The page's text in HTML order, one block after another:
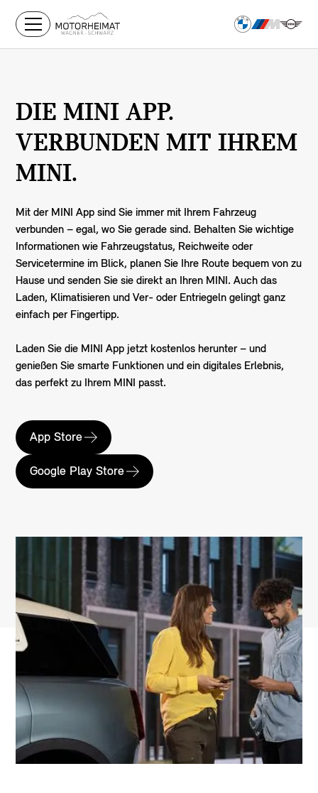
DIE MINI APP.
VERBUNDEN MIT IHREM
MINI.
Mit der MINI App sind Sie immer mit Ihrem Fahrzeug
verbunden – egal, wo Sie gerade sind. Behalten Sie wichtige
Informationen wie Fahrzeugstatus, Reichweite oder
Servicetermine im Blick, planen Sie Ihre Route bequem von zu
Hause und senden Sie sie direkt an Ihren MINI. Auch das
Laden, Klimatisieren und Ver- oder Entriegeln gelingt ganz
einfach per Fingertipp.
Laden Sie die MINI App jetzt kostenlos herunter – und
genießen Sie smarte Funktionen und ein digitales Erlebnis,
das perfekt zu Ihrem MINI passt.
App Store
Google Play Store